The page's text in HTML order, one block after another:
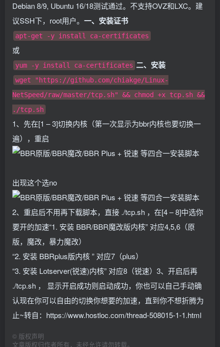
Debian 8/9, Ubuntu 16/18测试通过。不支持OVZ和LXC。建
议SSH下，root用户。 一、安装证书
apt-get -y install ca-certificates
或
yum -y install ca-certificates 二、安装
wget "https://github.com/chiakge/Linux-
NetSpeed/raw/master/tcp.sh" && chmod +x tcp.sh &&
./tcp.sh
1、先在[1 – 3]切换内核（第一次显示为bbr内核也要切换一
遍），重启
出现这个选no
2、重启后不用再下载脚本，直接 ./tcp.sh ，在[4 – 8]中选你
要开的加速“1. 安装 BBR/BBR魔改版内核” 对应4,5,6（原
版，魔改，暴力魔改）
“2. 安装 BBRplus版内核 ” 对应7（plus）
“3. 安装 Lotserver(锐速)内核” 对应8（锐速）3、开启后再
./tcp.sh ， 显示开启成功则启动成功，你也可以自己手动确
认现在你可以自由的切换你想要的加速，直到你不想折腾为
止~转自：https://www.hostloc.com/thread-508015-1-1.html
© 版权声明
文章版权归作者所有，未经允许请勿转载。